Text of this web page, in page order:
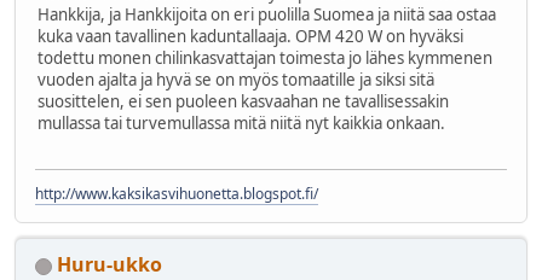
Hankkija, ja Hankkijoita on eri puolilla Suomea ja niitä saa ostaa
kuka vaan tavallinen kaduntallaaja. OPM 420 W on hyväksi
todettu monen chilinkasvattajan toimesta jo lähes kymmenen
vuoden ajalta ja hyvä se on myös tomaatille ja siksi sitä
suosittelen, ei sen puoleen kasvaahan ne tavallisessakin
mullassa tai turvemullassa mitä niitä nyt kaikkia onkaan.
http://www.kaksikasvihuonetta.blogspot.fi/
Huru-ukko